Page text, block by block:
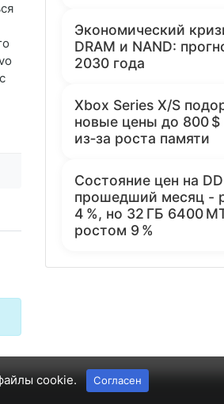
Экономический
DRAM и NAND:
2030 года
Xbox Series X/S
новые цены до 800 $
из‑за роста памяти
Состояние цен на
прошедший месяц -
4 %, но 32 ГБ 6400
ростом 9 %
cookie. Согласен